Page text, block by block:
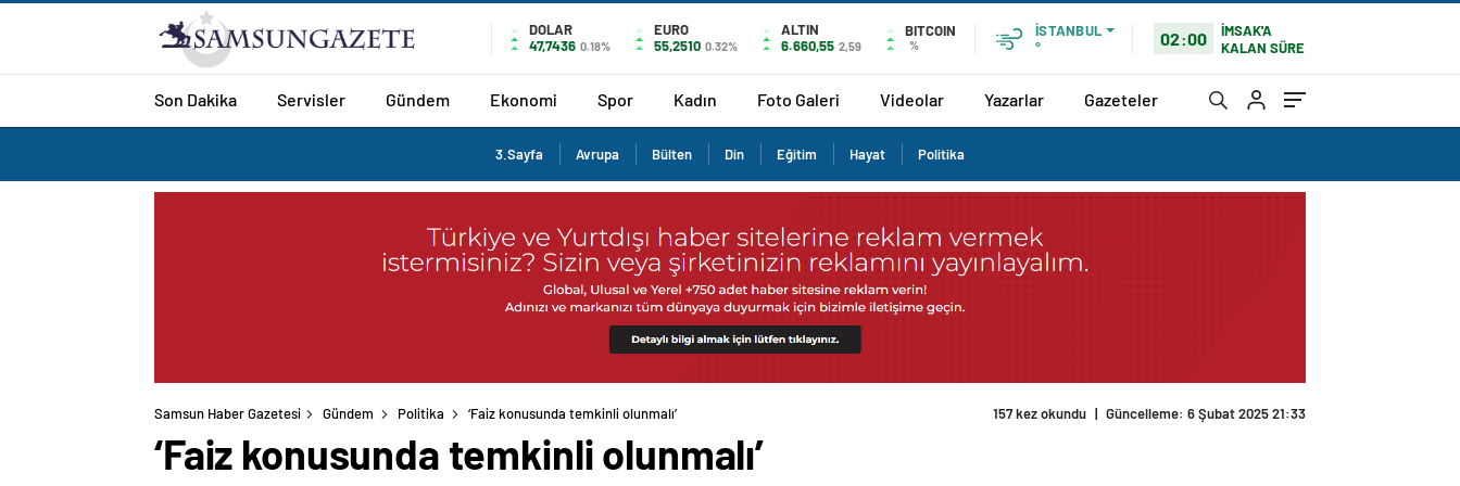
DOLAR
47,7436 0.18%
EURO
55,2510 0.32%
ALTIN
6.660,55 2,59
BITCOIN
%
İSTANBUL
°
02:00
İMSAK'A
KALAN SÜRE
Son Dakika Servisler Gündem Ekonomi Spor Kadın Foto Galeri Videolar Yazarlar Gazeteler
3.Sayfa Avrupa Bülten Din Eğitim Hayat Politika
Samsun Haber Gazetesi Gündem Politika ‘Faiz konusunda temkinli olunmalı’ 157 kez okundu | Güncelleme: 6 Şubat 2025 21:33
‘Faiz konusunda temkinli olunmalı’